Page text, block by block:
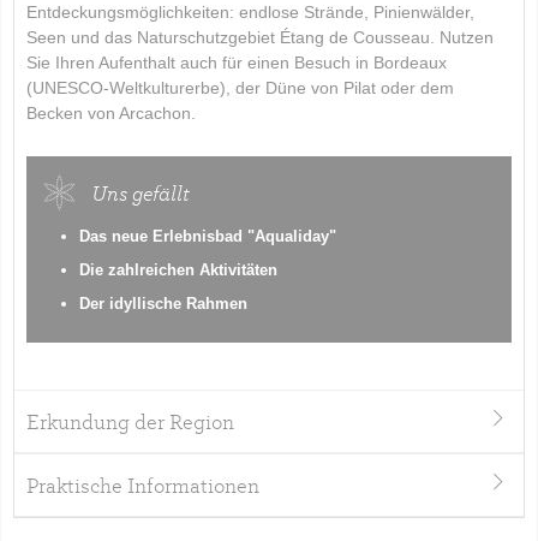
Entdeckungsmöglichkeiten: endlose Strände, Pinienwälder,
Seen und das Naturschutzgebiet Étang de Cousseau. Nutzen
Sie Ihren Aufenthalt auch für einen Besuch in Bordeaux
(UNESCO-Weltkulturerbe), der Düne von Pilat oder dem
Becken von Arcachon.
Uns gefällt
Das neue Erlebnisbad "Aqualiday"
Die zahlreichen Aktivitäten
Der idyllische Rahmen
Erkundung der Region
Praktische Informationen